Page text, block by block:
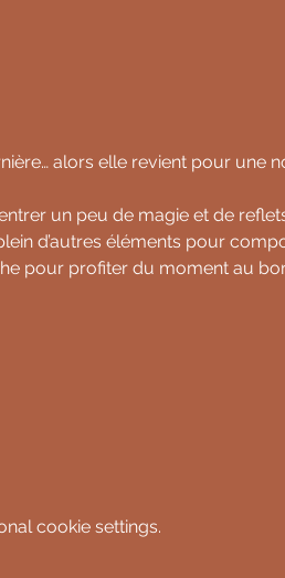
alors elle revient pour une
un peu de magie et de
d’autres éléments pour
pour profiter du moment au
cookie settings.